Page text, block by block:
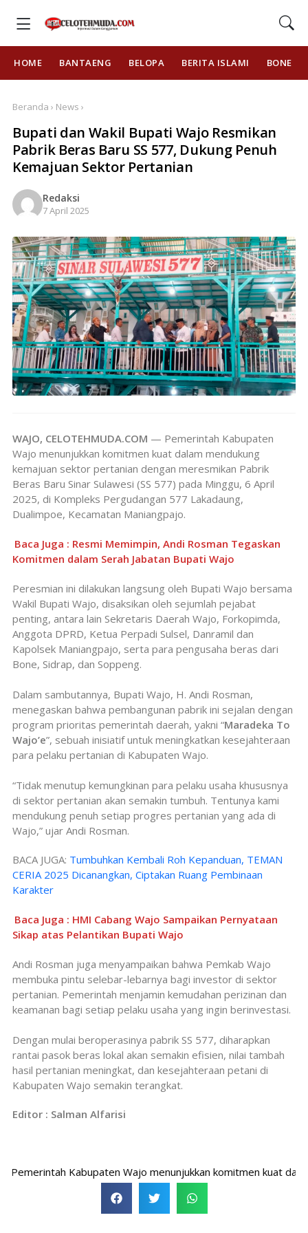
HOME BANTAENG BELOPA BERITA ISLAMI BONE
Beranda › News ›
Bupati dan Wakil Bupati Wajo Resmikan
Pabrik Beras Baru SS 577, Dukung Penuh
Kemajuan Sektor Pertanian
Redaksi
7 April 2025
WAJO, CELOTEHMUDA.COM — Pemerintah Kabupaten
Wajo menunjukkan komitmen kuat dalam mendukung
kemajuan sektor pertanian dengan meresmikan Pabrik
Beras Baru Sinar Sulawesi (SS 577) pada Minggu, 6 April
2025, di Kompleks Pergudangan 577 Lakadaung,
Dualimpoe, Kecamatan Maniangpajo.
Baca Juga : Resmi Memimpin, Andi Rosman Tegaskan
Komitmen dalam Serah Jabatan Bupati Wajo
Peresmian ini dilakukan langsung oleh Bupati Wajo bersama
Wakil Bupati Wajo, disaksikan oleh sejumlah pejabat
penting, antara lain Sekretaris Daerah Wajo, Forkopimda,
Anggota DPRD, Ketua Perpadi Sulsel, Danramil dan
Kapolsek Maniangpajo, serta para pengusaha beras dari
Bone, Sidrap, dan Soppeng.
Dalam sambutannya, Bupati Wajo, H. Andi Rosman,
menegaskan bahwa pembangunan pabrik ini sejalan dengan
program prioritas pemerintah daerah, yakni “Maradeka To
Wajo’e”, sebuah inisiatif untuk meningkatkan kesejahteraan
para pelaku pertanian di Kabupaten Wajo.
“Tidak menutup kemungkinan para pelaku usaha khususnya
di sektor pertanian akan semakin tumbuh. Tentunya kami
mendukung penuh setiap progres pertanian yang ada di
Wajo,” ujar Andi Rosman.
BACA JUGA: Tumbuhkan Kembali Roh Kepanduan, TEMAN
CERIA 2025 Dicanangkan, Ciptakan Ruang Pembinaan
Karakter
Baca Juga : HMI Cabang Wajo Sampaikan Pernyataan
Sikap atas Pelantikan Bupati Wajo
Andi Rosman juga menyampaikan bahwa Pemkab Wajo
membuka pintu selebar-lebarnya bagi investor di sektor
pertanian. Pemerintah menjamin kemudahan perizinan dan
keamanan bagi setiap pelaku usaha yang ingin berinvestasi.
Dengan mulai beroperasinya pabrik SS 577, diharapkan
rantai pasok beras lokal akan semakin efisien, nilai tambah
hasil pertanian meningkat, dan kesejahteraan petani di
Kabupaten Wajo semakin terangkat.
Editor : Salman Alfarisi
Kabupaten Wajo menunjukkan komitmen kuat dalam